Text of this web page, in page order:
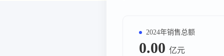
2024年销售总额
0.00 亿元